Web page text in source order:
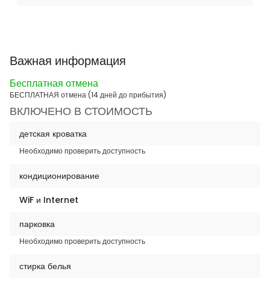
Важная информация
Бесплатная отмена
БЕСПЛАТНАЯ отмена (14 дней до прибытия)
ВКЛЮЧЕНО В СТОИМОСТЬ
детская кроватка
Необходимо проверить доступность
кондиционирование
WiF и Internet
парковка
Необходимо проверить доступность
стирка белья